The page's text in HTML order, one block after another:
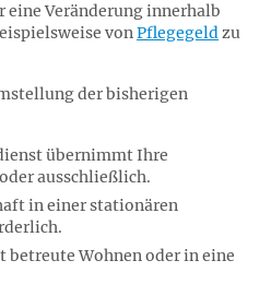
eine Veränderung innerhalb
vonPflegegeldzu
der bisherigen
übernimmt Ihre
ausschließlich.
in einer stationären
betreute Wohnen oder in eine